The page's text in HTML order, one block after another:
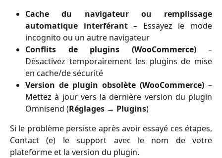
Cache du navigateur ou remplissage
automatique interférant– Essayez le mode
incognito ou un autre navigateur
Conflits de plugins (WooCommerce)–
Désactivez temporairement les plugins de mise
en cache/de sécurité
Version de plugin obsolète (WooCommerce) –
Mettez à jour vers la dernière version du plugin
Omnisend (Réglages → Plugins)
Si le problème persiste après avoir essayé ces étapes,
Contact (e) le support avec le nom de votre
plateforme et la version du plugin.